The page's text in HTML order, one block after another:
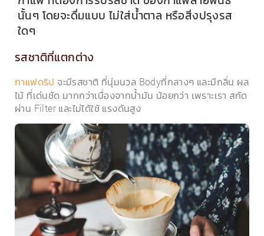
นั้นๆ โดยจะดื่มแบบ ไม่ใส่น้ำตาล หรือสิ่งปรุงรส
ใดๆ
รสชาติที่แตกต่าง
กาแฟดริป จะมีรสชาติ ที่นุ่มนวล Bodyที่กลางๆ และมีกลิ่น ผล
ไม้ ที่เด่นชัด มากกว่าเนื่องจากน้ำมัน น้อยกว่า เพราะเรา สกัด
ผ่าน Filter และไม่ได้ใช้ แรงดันสูง